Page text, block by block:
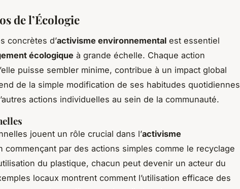
de l’Écologie
concrètes d’activisme environnemental est essentiel
écologique à grande échelle. Chaque action
puisse sembler minime, contribue à un impact global
de la simple modification de ses habitudes quotidiennes
actions individuelles au sein de la communauté.
jouent un rôle crucial dans l’activisme
commençant par des actions simples comme le recyclage
du plastique, chacun peut devenir un acteur du
locaux montrent comment l’utilisation efficace des